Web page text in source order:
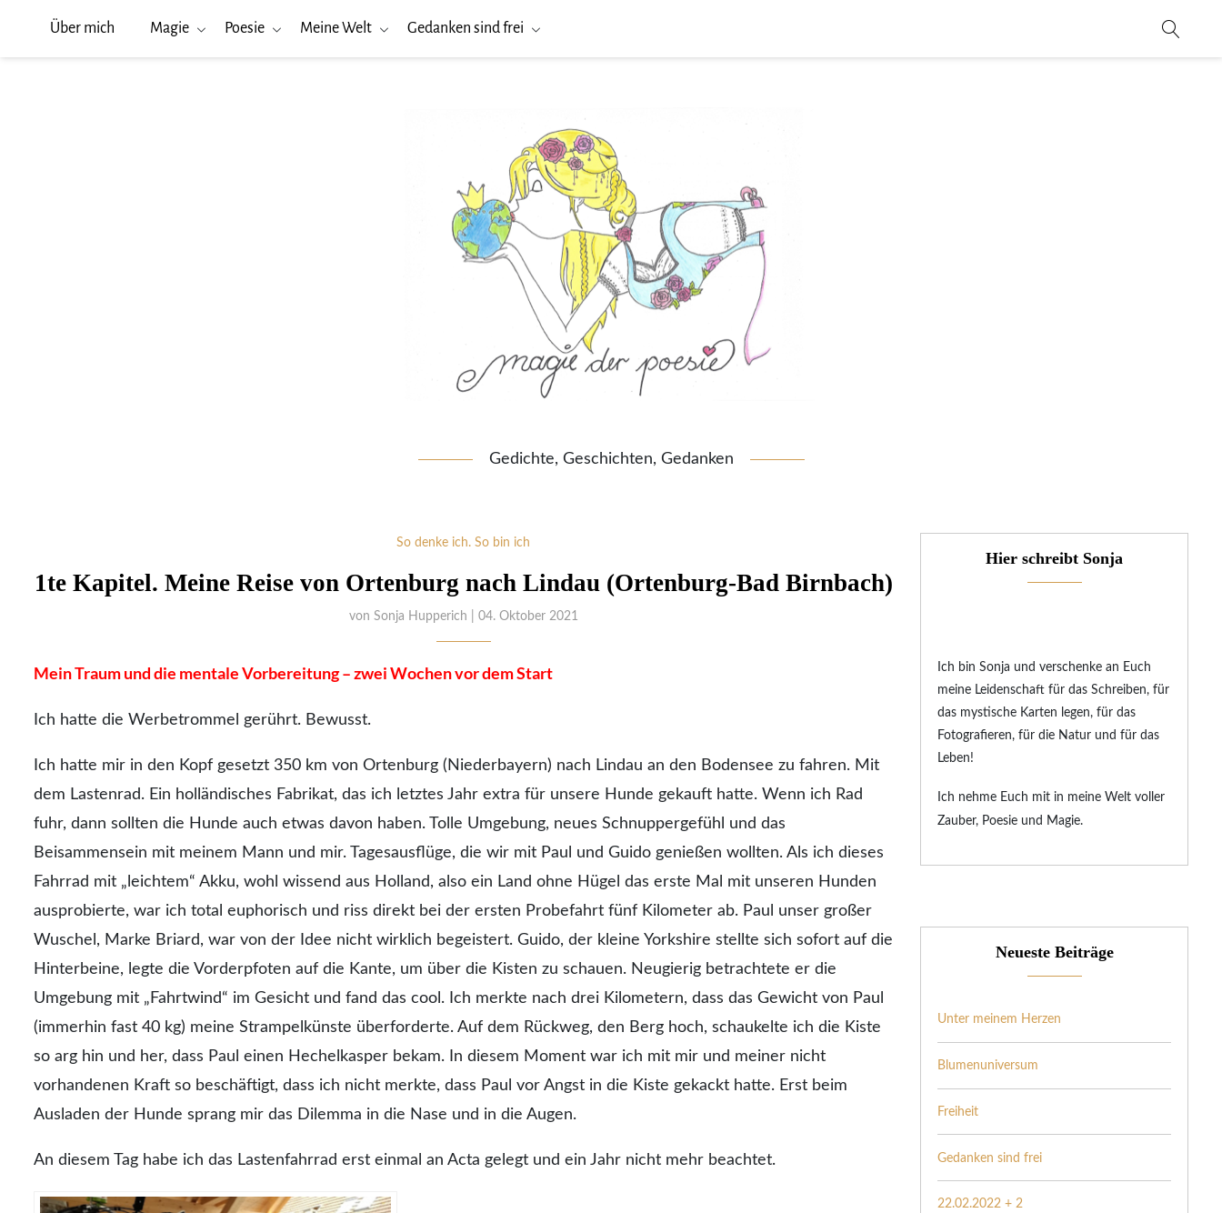
Über mich Magie Poesie Meine Welt Gedanken sind frei
Gedichte, Geschichten, Gedanken
So denke ich. So bin ich
1te Kapitel. Meine Reise von Ortenburg nach Lindau (Ortenburg-Bad Birnbach)
von Sonja Hupperich | 04. Oktober 2021
Mein Traum und die mentale Vorbereitung – zwei Wochen vor dem Start
Ich hatte die Werbetrommel gerührt. Bewusst.
Ich hatte mir in den Kopf gesetzt 350 km von Ortenburg (Niederbayern) nach Lindau an den Bodensee zu fahren. Mit
dem Lastenrad. Ein holländisches Fabrikat, das ich letztes Jahr extra für unsere Hunde gekauft hatte. Wenn ich Rad
fuhr, dann sollten die Hunde auch etwas davon haben. Tolle Umgebung, neues Schnuppergefühl und das
Beisammensein mit meinem Mann und mir. Tagesausflüge, die wir mit Paul und Guido genießen wollten. Als ich dieses
Fahrrad mit „leichtem“ Akku, wohl wissend aus Holland, also ein Land ohne Hügel das erste Mal mit unseren Hunden
ausprobierte, war ich total euphorisch und riss direkt bei der ersten Probefahrt fünf Kilometer ab. Paul unser großer
Wuschel, Marke Briard, war von der Idee nicht wirklich begeistert. Guido, der kleine Yorkshire stellte sich sofort auf die
Hinterbeine, legte die Vorderpfoten auf die Kante, um über die Kisten zu schauen. Neugierig betrachtete er die
Umgebung mit „Fahrtwind“ im Gesicht und fand das cool. Ich merkte nach drei Kilometern, dass das Gewicht von Paul
(immerhin fast 40 kg) meine Strampelkünste überforderte. Auf dem Rückweg, den Berg hoch, schaukelte ich die Kiste
so arg hin und her, dass Paul einen Hechelkasper bekam. In diesem Moment war ich mit mir und meiner nicht
vorhandenen Kraft so beschäftigt, dass ich nicht merkte, dass Paul vor Angst in die Kiste gekackt hatte. Erst beim
Ausladen der Hunde sprang mir das Dilemma in die Nase und in die Augen.
An diesem Tag habe ich das Lastenfahrrad erst einmal an Acta gelegt und ein Jahr nicht mehr beachtet.
Hier schreibt Sonja
Ich bin Sonja und verschenke an Euch
meine Leidenschaft für das Schreiben, für
das mystische Karten legen, für das
Fotografieren, für die Natur und für das
Leben!
Ich nehme Euch mit in meine Welt voller
Zauber, Poesie und Magie.
Neueste Beiträge
Unter meinem Herzen
Blumenuniversum
Freiheit
Gedanken sind frei
22.02.2022 + 2